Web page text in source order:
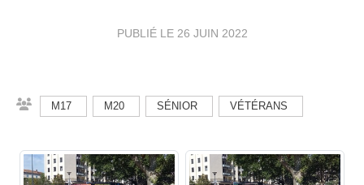
PUBLIÉ LE 26 JUIN 2022
M17 M20 SÉNIOR VÉTÉRANS